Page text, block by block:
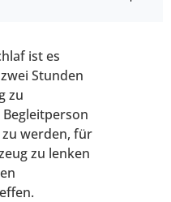
ist es
Stunden
zu
werden, für
zu lenken